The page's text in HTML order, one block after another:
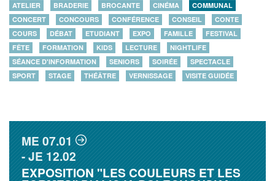
ATELIER BRADERIE BROCANTE CINÉMA
COMMUNAL
CONCERT
CONCOURS CONFÉRENCE CONSEIL
CONTE
COURS
DÉBAT ETUDIANT EXPO FAMILLE
FESTIVAL
FÊTE
FORMATION KIDS LECTURE
NIGHTLIFE
SÉANCE D'INFORMATION
SENIORS SOIRÉE
SPECTACLE
SPORT
STAGE THÉÂTRE VERNISSAGE VISITE GUIDÉE
ME07.01
JE12.02
EXPOSITION "LES COULEURS ET LES